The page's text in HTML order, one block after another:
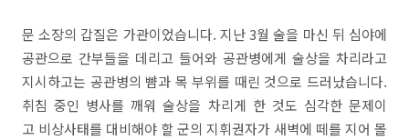
문 소장의 갑질은 가관이었습니다. 지난 3월 술을 마신 뒤 심야에
공관으로 간부들을 데리고 들어와 공관병에게 술상을 차리라고
지시하고는 공관병의 뺨과 목 부위를 때린 것으로 드러났습니다.
취침 중인 병사를 깨워 술상을 차리게 한 것도 심각한 문제이
고 비상사태를 대비해야 할 군의 지휘권자가 새벽에 떼를 지어 몰